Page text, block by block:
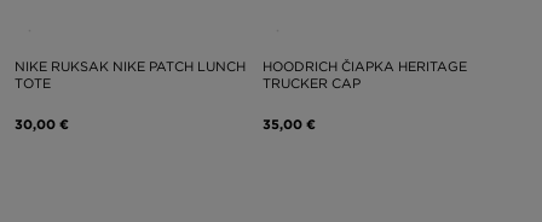
NIKE RUKSAK NIKE PATCH LUNCH
TOTE
30,00 €
HOODRICH ČIAPKA HERITAGE
TRUCKER CAP
35,00 €